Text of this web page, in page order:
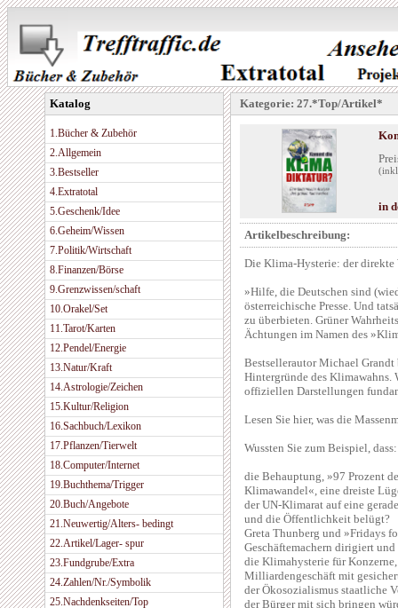
Katalog
1.Bücher & Zubehör
2.Allgemein
3.Bestseller
4.Extratotal
5.Geschenk/Idee
6.Geheim/Wissen
7.Politik/Wirtschaft
8.Finanzen/Börse
9.Grenzwissen/schaft
10.Orakel/Set
11.Tarot/Karten
12.Pendel/Energie
13.Natur/Kraft
14.Astrologie/Zeichen
15.Kultur/Religion
16.Sachbuch/Lexikon
17.Pflanzen/Tierwelt
18.Computer/Internet
19.Buchthema/Trigger
20.Buch/Angebote
21.Neuwertig/Alters- bedingt
22.Artikel/Lager- spur
23.Fundgrube/Extra
24.Zahlen/Nr./Symbolik
25.Nachdenkseiten/Top
Kategorie: 27.*Top/Artikel*
in
Artikelbeschreibung:
Die Klima-Hysterie: der
»Hilfe, die Deutschen sind
österreichische Presse. Und
zu überbieten. Grüner
Ächtungen im Namen des
Bestsellerautor Michael
Hintergründe des Klimawahns.
offiziellen Darstellungen
Lesen Sie hier, was die
Wussten Sie zum Beispiel, dass:
die Behauptung, »97 Prozent
Klimawandel«, eine dreiste
der UN-Klimarat auf eine
und die Öffentlichkeit belügt?
Greta Thunberg und »Fridays
Geschäftemachern dirigiert
die Klimahysterie für
Milliardengeschäft mit
der Ökosozialismus staatliche
der Bürger mit sich bringen